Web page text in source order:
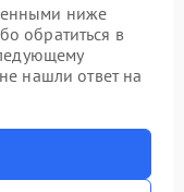
ниже
обратиться в
нашли ответ на